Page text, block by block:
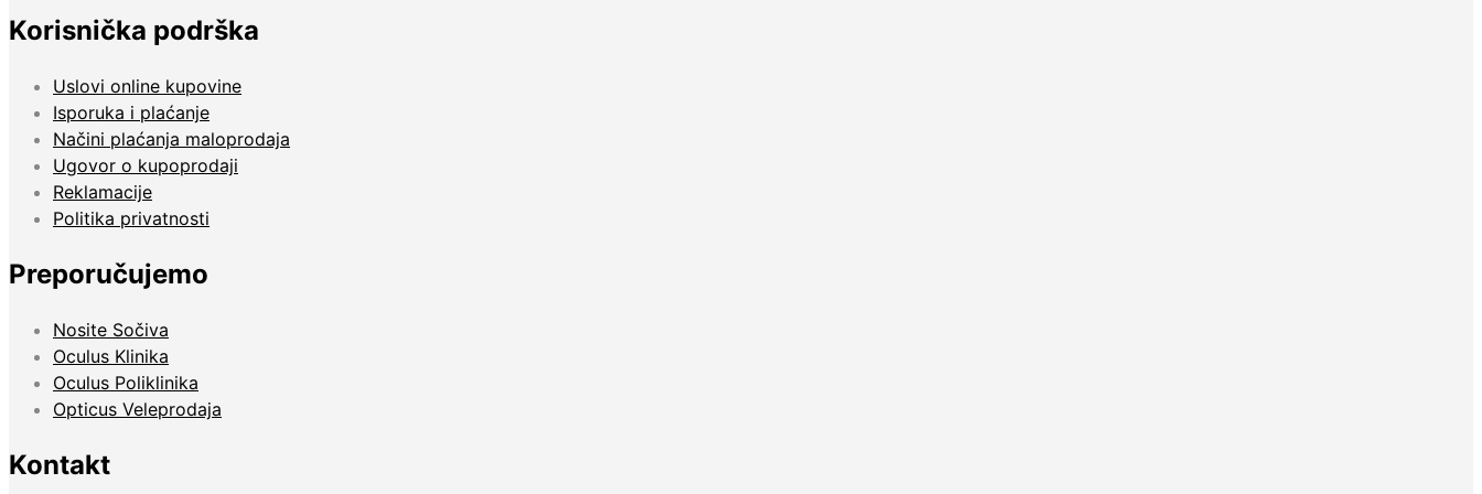
Korisnička podrška
Uslovi online kupovine
Isporuka i plaćanje
Načini plaćanja maloprodaja
Ugovor o kupoprodaji
Reklamacije
Politika privatnosti
Preporučujemo
Nosite Sočiva
Oculus Klinika
Oculus Poliklinika
Opticus Veleprodaja
Kontakt